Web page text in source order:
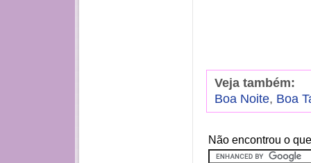
Veja também:
Boa Noite, Boa
Não encontrou o